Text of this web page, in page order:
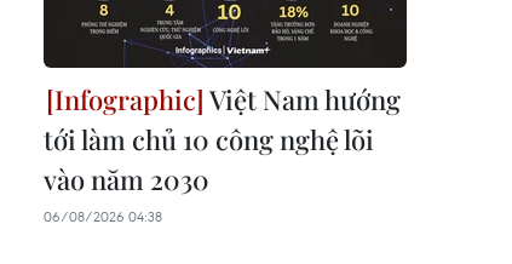
Việt Nam hướng
tới làm chủ 10 công nghệ lõi
vào năm 2030
06/08/2026 04:38